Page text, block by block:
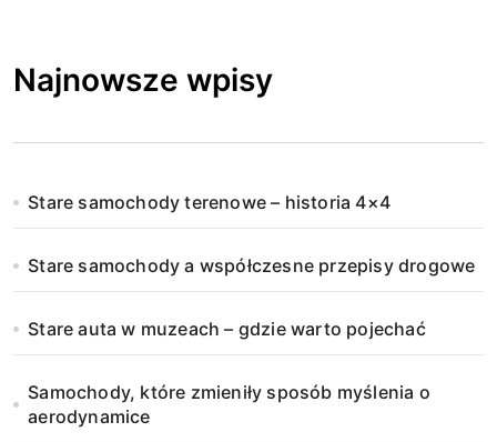
Najnowsze wpisy
Stare samochody terenowe – historia 4×4
Stare samochody a współczesne przepisy drogowe
Stare auta w muzeach – gdzie warto pojechać
Samochody, które zmieniły sposób myślenia o
aerodynamice